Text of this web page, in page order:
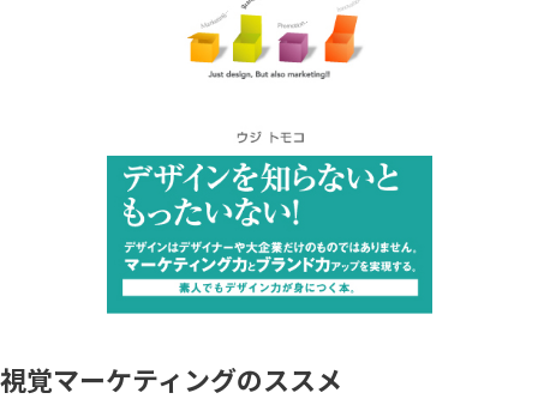
視覚マーケティングのススメ